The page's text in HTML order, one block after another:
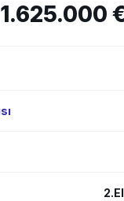
1.625.000